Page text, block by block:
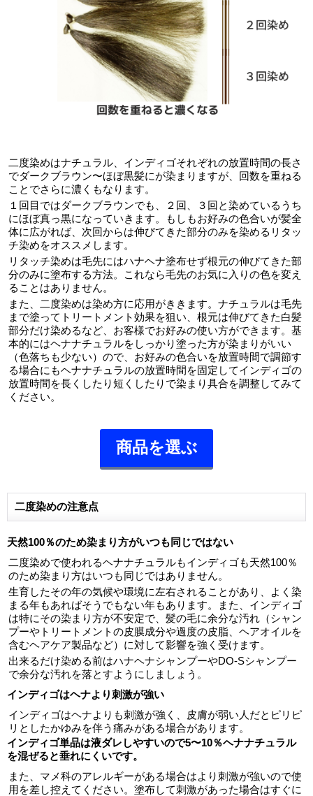
二度染めはナチュラル、インディゴそれぞれの放置時間の長さ
でダークブラウン〜ほぼ黒髪にが染まりますが、回数を重ねる
ことでさらに濃くもなります。
１回目ではダークブラウンでも、２回、３回と染めているうち
にほぼ真っ黒になっていきます。もしもお好みの色合いが髪全
体に広がれば、次回からは伸びてきた部分のみを染めるリタッ
チ染めをオススメします。
リタッチ染めは毛先にはハナヘナ塗布せず根元の伸びてきた部
分のみに塗布する方法。これなら毛先のお気に入りの色を変え
ることはありません。
また、二度染めは染め方に応用がききます。ナチュラルは毛先
まで塗ってトリートメント効果を狙い、根元は伸びてきた白髪
部分だけ染めるなど、お客様でお好みの使い方ができます。基
本的にはヘナナチュラルをしっかり塗った方が染まりがいい
（色落ちも少ない）ので、お好みの色合いを放置時間で調節す
る場合にもヘナナチュラルの放置時間を固定してインディゴの
放置時間を長くしたり短くしたりで染まり具合を調整してみて
ください。
商品を選ぶ
二度染めの注意点
天然100％のため染まり方がいつも同じではない
二度染めで使われるヘナナチュラルもインディゴも天然100％
のため染まり方はいつも同じではありません。
生育したその年の気候や環境に左右されることがあり、よく染
まる年もあればそうでもない年もあります。また、インディゴ
は特にその染まり方が不安定で、髪の毛に余分な汚れ（シャン
プーやトリートメントの皮膜成分や過度の皮脂、ヘアオイルを
含むヘアケア製品など）に対して影響を強く受けます。
出来るだけ染める前はハナヘナシャンプーやDO-Sシャンプー
で余分な汚れを落とすようにしましょう。
インディゴはヘナより刺激が強い
インディゴはヘナよりも刺激が強く、皮膚が弱い人だとピリピ
リとしたかゆみを伴う痛みがある場合があります。
インディゴ単品は液ダレしやすいので5〜10％ヘナナチュラル
を混ぜると垂れにくいです。
また、マメ科のアレルギーがある場合はより刺激が強いので使
用を差し控えてください。塗布して刺激があった場合はすぐに